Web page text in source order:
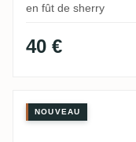
en fût de sherry
40 €
Razel's
NOUVEAU